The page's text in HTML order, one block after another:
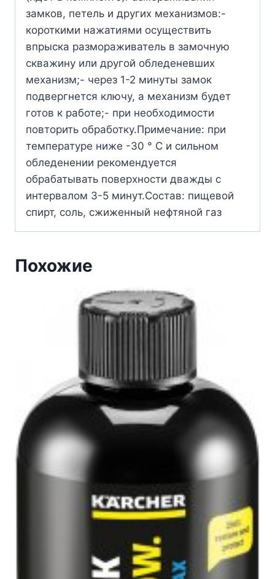
замков, петель и других механизмов:-
короткими нажатиями осуществить
впрыска размораживатель в замочную
скважину или другой обледеневших
механизм;- через 1-2 минуты замок
подвергнется ключу, а механизм будет
готов к работе;- при необходимости
повторить обработку.Примечание: при
температуре ниже -30 ° C и сильном
обледенении рекомендуется
обрабатывать поверхности дважды с
интервалом 3-5 минут.Состав: пищевой
спирт, соль, сжиженный нефтяной газ
Похожие